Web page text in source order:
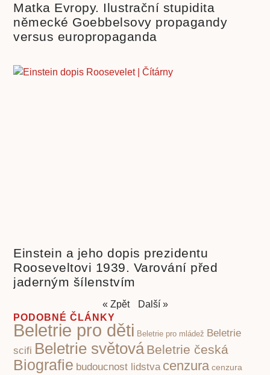
Matka Evropy. Ilustrační stupidita
německé Goebbelsovy propagandy
versus europropaganda
Einstein a jeho dopis prezidentu
Rooseveltovi 1939. Varování před
jaderným šílenstvím
« Zpět
Další »
PODOBNÉ ČLÁNKY
Beletrie pro děti Beletrie pro mládež Beletrie
scifi Beletrie světováBeletrie česká
Biografie budoucnost lidstva cenzura cenzura